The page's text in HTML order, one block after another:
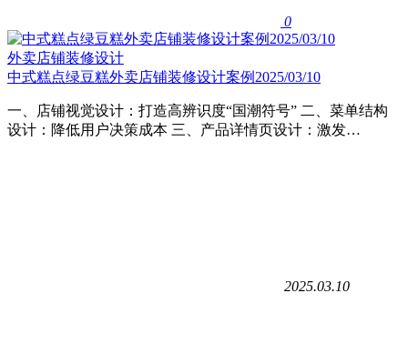
0
外卖店铺装修设计
中式糕点绿豆糕外卖店铺装修设计案例2025/03/10
一、店铺视觉设计：打造高辨识度“国潮符号”​ ​二、菜单结构
设计：降低用户决策成本 ​三、产品详情页设计：激发…
2025.03.10